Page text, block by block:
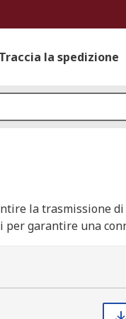
Traccia la spedizione
la trasmissione
per garantire una
disponibili in diverse